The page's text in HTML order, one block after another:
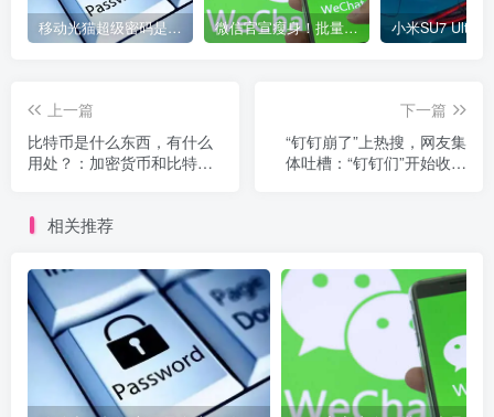
移动光猫超级密码是多少？移动光猫超级管理员后台账号与密码 微信官宣瘦身！批量清理原图新功能来了 安卓、iOS均可使用
上一篇
比特币是什么东西，有什么
用处？：加密货币和比特币
下一篇
“钉钉崩了”上热搜，网友集
体吐槽：“钉钉们”开始收费
相关推荐